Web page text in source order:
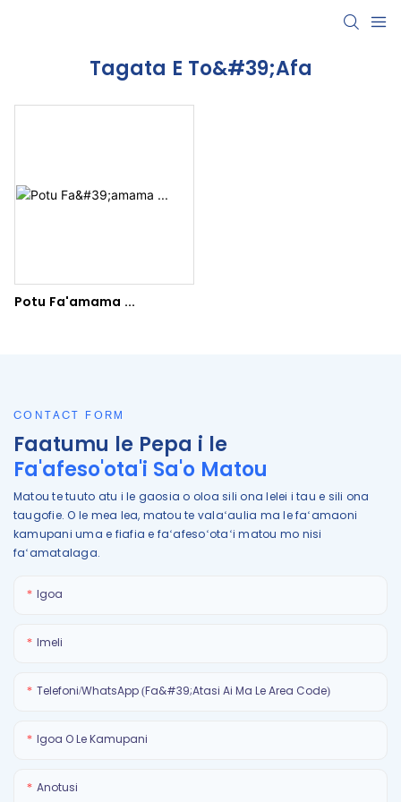
Tagata E To&#39;afa
Potu Fa'amama ...
CONTACT FORM
Faatumu le Pepa i le
Fa'afeso'ota'i Sa'o Matou
Matou te tuuto atu i le gaosia o oloa sili ona lelei i tau e sili ona
taugofie. O le mea lea, matou te valaʻaulia ma le faʻamaoni
kamupani uma e fiafia e faʻafesoʻotaʻi matou mo nisi
faʻamatalaga.
Igoa
Imeli
Telefoni/WhatsApp (Fa&#39;atasi Ai Ma Le Area Code)
Igoa O Le Kamupani
Anotusi